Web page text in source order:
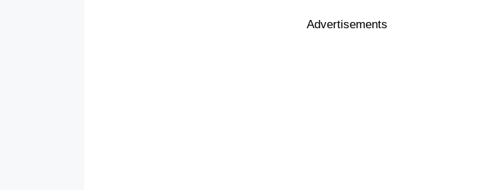
Advertisements